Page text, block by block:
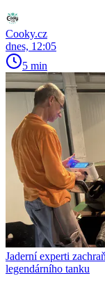
Cooky.cz
dnes, 12:05
5 min
Jaderní experti
legendárního tanku